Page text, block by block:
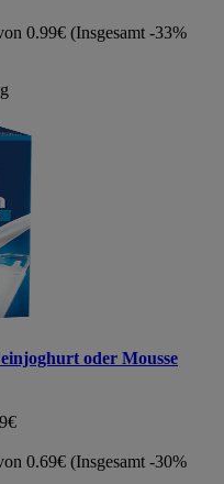
0.99€ (Insgesamt -33%
oder Mousse
0.69€ (Insgesamt -30%